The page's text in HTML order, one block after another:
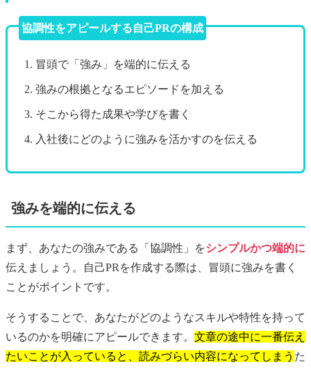
協調性をアピールする自己PRの構成
冒頭で「強み」を端的に伝える
強みの根拠となるエピソードを加える
そこから得た成果や学びを書く
入社後にどのように強みを活かすのを伝える
強みを端的に伝える
まず、あなたの強みである「協調性」をシンプルかつ端的に
伝えましょう。自己PRを作成する際は、冒頭に強みを書く
ことがポイントです。
そうすることで、あなたがどのようなスキルや特性を持って
いるのかを明確にアピールできます。 文章の途中に一番伝え
たいことが入っていると、読みづらい内容になってしまう た